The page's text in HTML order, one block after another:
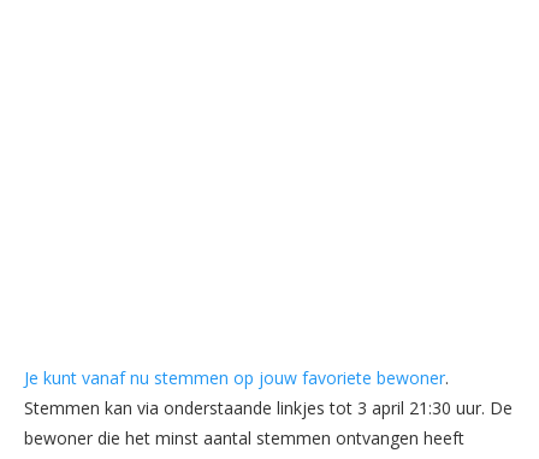
Je kunt vanaf nu stemmen op jouw favoriete bewoner.
Stemmen kan via onderstaande linkjes tot 3 april 21:30 uur. De
bewoner die het minst aantal stemmen ontvangen heeft